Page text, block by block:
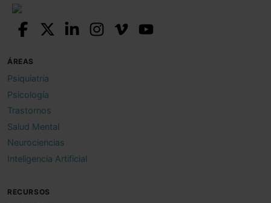
ÁREAS
Psiquiatría
Psicología
Trastornos
Salud Mental
Neurociencias
Inteligencia Artificial
RECURSOS